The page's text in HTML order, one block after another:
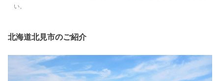
い。
北海道北見市のご紹介